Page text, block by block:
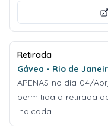
Retirada
Gávea - Rio de
APENAS no dia 04/
permitida a retirada
indicada.